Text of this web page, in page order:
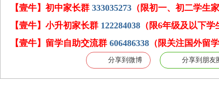
【壹牛】初中家长群 333035273 （限初一、初二学生
【壹牛】小升初家长群 122284038 （限6年级及以下
【壹牛】留学自助交流群 606486338 （限关注国外留
分享到微博 分享到朋友